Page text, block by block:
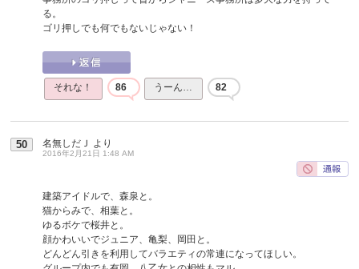
る。
ゴリ押しでも何でもないじゃない！
それな！ 86 うーん… 82
50 名無しだＪ より
2016年2月21日 1:48 AM
建築アイドルで、森泉と。
猫からみで、相葉と。
ゆるボケで桜井と。
顔かわいいでジュニア、亀梨、岡田と。
どんどん引きを利用してバラエティの常連になってほしい。